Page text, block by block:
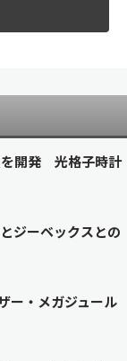
を開発 光格子時計
ジーベックスとの
ー・メガジュール